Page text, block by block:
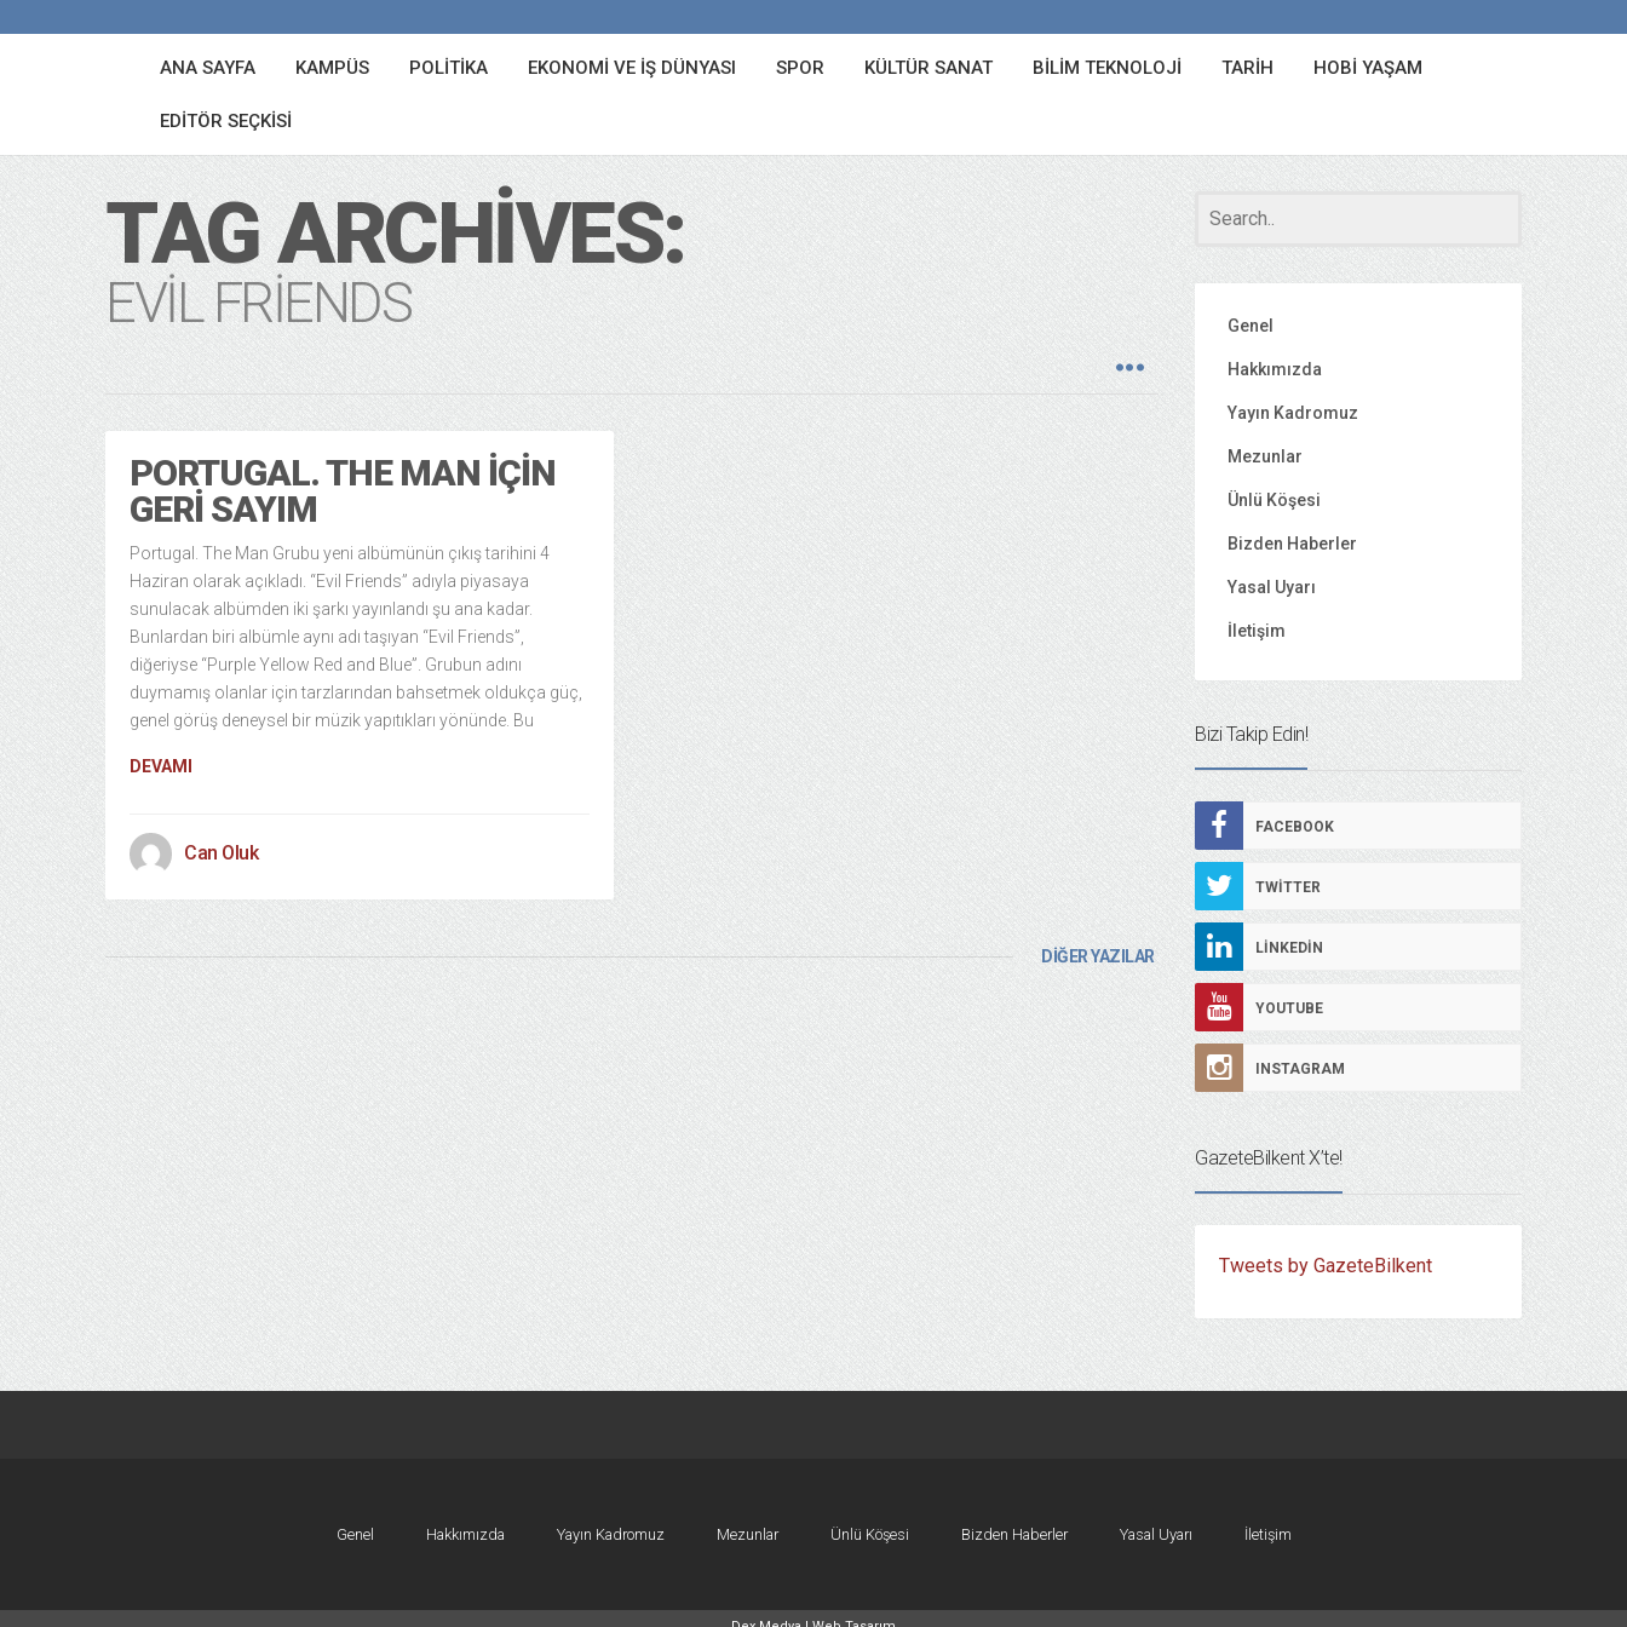
ANA SAYFA KAMPÜS POLITIKA EKONOMI VE İŞ DÜNYASI SPOR KÜLTÜR SANAT BILIM TEKNOLOJI TARIH HOBI YAŞAM
EDITÖR SEÇKISI
TAG ARCHIVES:
EVIL FRIENDS
PORTUGAL. THE MAN IÇIN
GERI SAYIM
Portugal. The Man Grubu yeni albümünün çıkış tarihini 4
Haziran olarak açıkladı. “Evil Friends” adıyla piyasaya
sunulacak albümden iki şarkı yayınlandı şu ana kadar.
Bunlardan biri albümle aynı adı taşıyan “Evil Friends”,
diğeriyse “Purple Yellow Red and Blue”. Grubun adını
duymamış olanlar için tarzlarından bahsetmek oldukça güç,
genel görüş deneysel bir müzik yapıtıkları yönünde. Bu
DEVAMI
Can Oluk
DİĞER YAZILAR
Genel
Hakkımızda
Yayın Kadromuz
Mezunlar
Ünlü Köşesi
Bizden Haberler
Yasal Uyarı
İletişim
Bizi Takip Edin!
FACEBOOK
TWITTER
LINKEDIN
YOUTUBE
INSTAGRAM
GazeteBilkent X’te!
Tweets by GazeteBilkent
Genel Hakkımızda Yayın Kadromuz Mezunlar Ünlü Köşesi Bizden Haberler Yasal Uyarı İletişim